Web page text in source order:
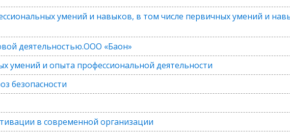
умений и навыков, в том числе первичных умений и
деятельностью.ООО «Баон»
умений и опыта профессиональной деятельности
безопасности
в современной организации